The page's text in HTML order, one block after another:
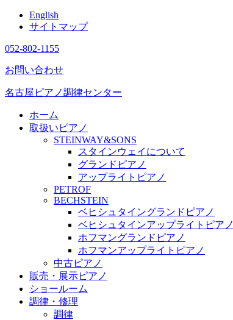
English
サイトマップ
052-802-1155
お問い合わせ
名古屋ピアノ調律センター
ホーム
取扱いピアノ
STEINWAY&SONS
スタインウェイについて
グランドピアノ
アップライトピアノ
PETROF
BECHSTEIN
ベヒシュタイングランドピアノ
ベヒシュタインアップライトピアノ
ホフマングランドピアノ
ホフマンアップライトピアノ
中古ピアノ
販売・展示ピアノ
ショールーム
調律・修理
調律